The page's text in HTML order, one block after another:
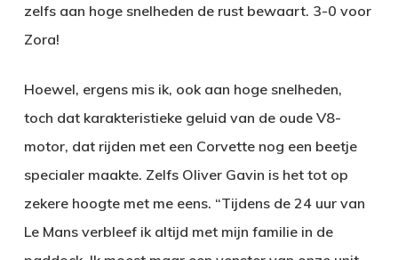
zelfs aan hoge snelheden de rust bewaart. 3-0 voor
Zora!
Hoewel, ergens mis ik, ook aan hoge snelheden,
toch dat karakteristieke geluid van de oude V8-
motor, dat rijden met een Corvette nog een beetje
specialer maakte. Zelfs Oliver Gavin is het tot op
zekere hoogte met me eens. “Tijdens de 24 uur van
Le Mans verbleef ik altijd met mijn familie in de